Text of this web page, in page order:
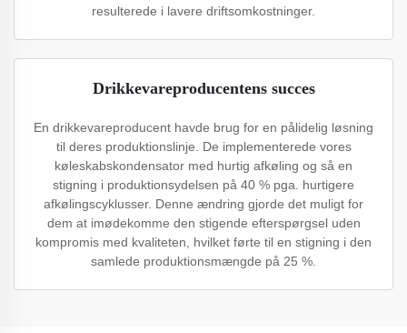
resulterede i lavere driftsomkostninger.
Drikkevareproducentens succes
En drikkevareproducent havde brug for en pålidelig løsning
til deres produktionslinje. De implementerede vores
køleskabskondensator med hurtig afkøling og så en
stigning i produktionsydelsen på 40 % pga. hurtigere
afkølingscyklusser. Denne ændring gjorde det muligt for
dem at imødekomme den stigende efterspørgsel uden
kompromis med kvaliteten, hvilket førte til en stigning i den
samlede produktionsmængde på 25 %.